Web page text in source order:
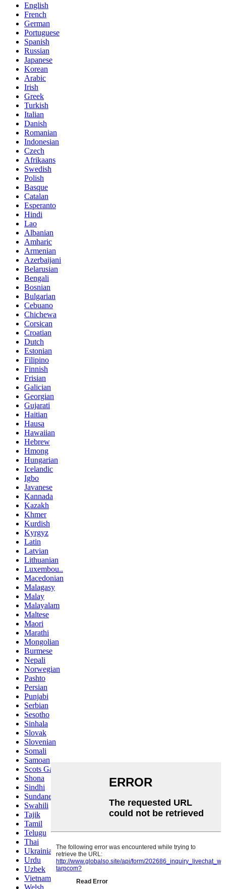
English
French
German
Portuguese
Spanish
Russian
Japanese
Korean
Arabic
Irish
Greek
Turkish
Italian
Danish
Romanian
Indonesian
Czech
Afrikaans
Swedish
Polish
Basque
Catalan
Esperanto
Hindi
Lao
Albanian
Amharic
Armenian
Azerbaijani
Belarusian
Bengali
Bosnian
Bulgarian
Cebuano
Chichewa
Corsican
Croatian
Dutch
Estonian
Filipino
Finnish
Frisian
Galician
Georgian
Gujarati
Haitian
Hausa
Hawaiian
Hebrew
Hmong
Hungarian
Icelandic
Igbo
Javanese
Kannada
Kazakh
Khmer
Kurdish
Kyrgyz
Latin
Latvian
Lithuanian
Luxembou..
Macedonian
Malagasy
Malay
Malayalam
Maltese
Maori
Marathi
Mongolian
Burmese
Nepali
Norwegian
Pashto
Persian
Punjabi
Serbian
Sesotho
Sinhala
Slovak
Slovenian
Somali
Samoan
Scots Gaelic
Shona
Sindhi
Sundanese
Swahili
Tajik
Tamil
Telugu
Thai
Ukrainian
Urdu
Uzbek
Vietnamese
Welsh